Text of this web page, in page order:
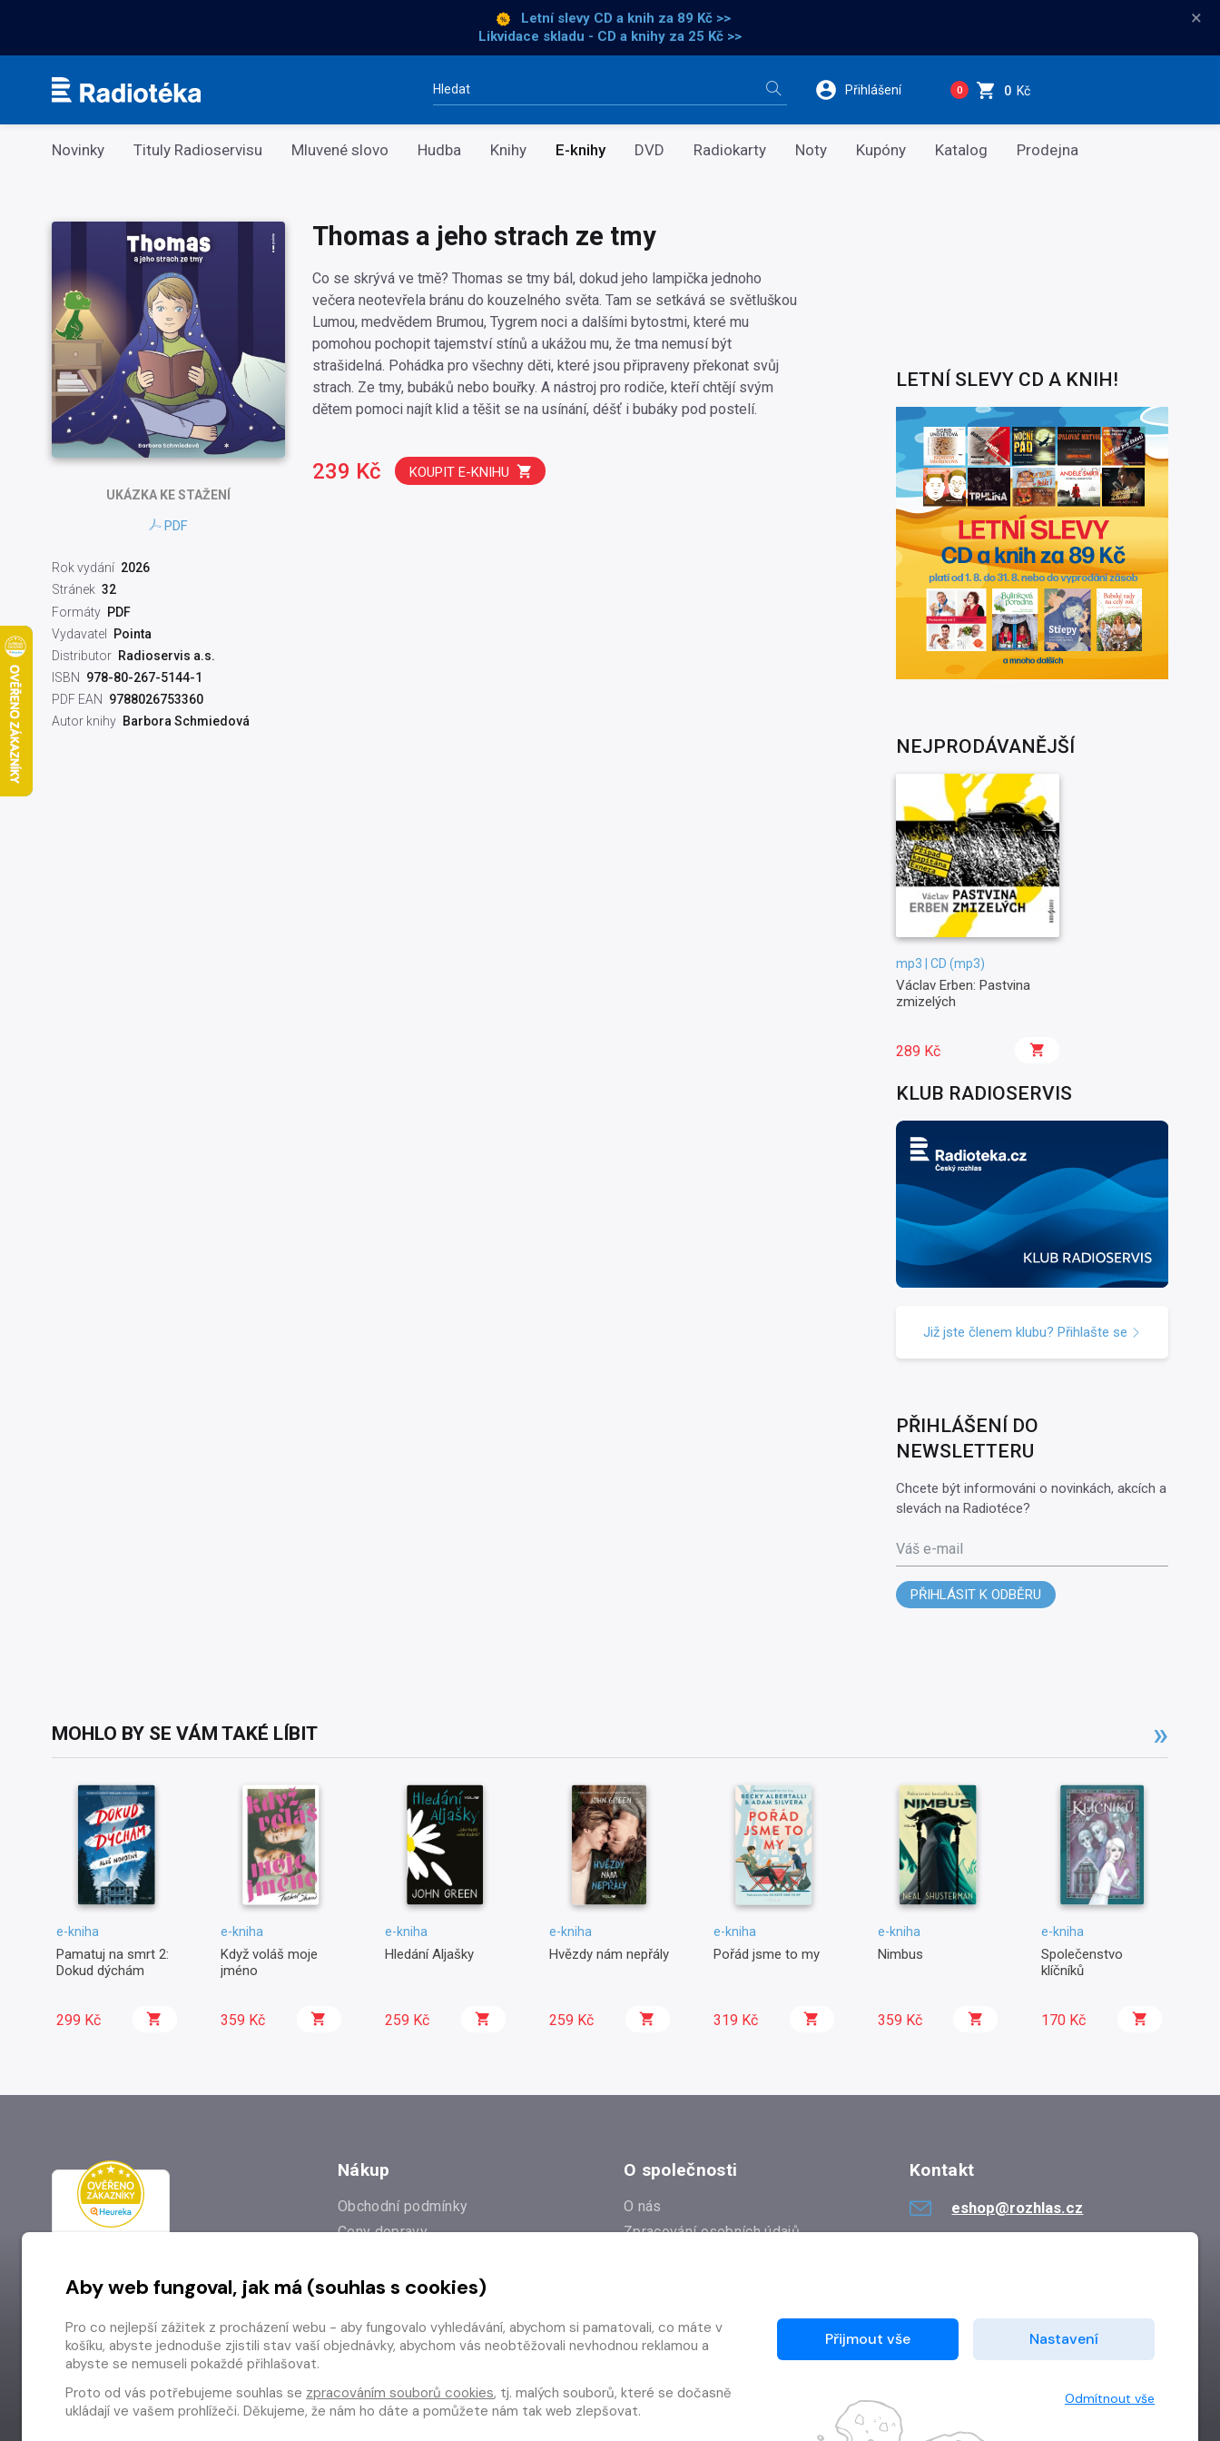
Letní slevy CD a knih za 89 Kč >>
Likvidace skladu - CD a knihy za 25 Kč >>
×
Vyhledávání Přihlášení 0 0 Kč
Kategorie
Novinky Tituly Radioservisu Mluvené slovo Hudba Knihy E-knihy DVD Radiokarty Noty Kupóny Katalog Prodejna
UKÁZKAKE STAŽENÍ
PDF
Rok vydání 2026
Stránek 32
Formáty PDF
Vydavatel
Pointa
Distributor Radioservis a.s.
ISBN
978-80-267-5144-1
PDF EAN
9788026753360
Autor knihy Barbora Schmiedová
Thomas a jeho strach ze tmy
Co se skrývá ve tmě? Thomas se tmy bál, dokud jeho lampička jednoho
večera neotevřela bránu do kouzelného světa. Tam se setkává se světluškou
Lumou, medvědem Brumou, Tygrem noci a dalšími bytostmi, které mu
pomohou pochopit tajemství stínů a ukážou mu, že tma nemusí být
strašidelná. Pohádka pro všechny děti, které jsou připraveny překonat svůj
strach. Ze tmy, bubáků nebo bouřky. A nástroj pro rodiče, kteří chtějí svým
dětem pomoci najít klid a těšit se na usínání, déšť i bubáky pod postelí.
239 Kč KOUPIT E-KNIHU
LETNÍ SLEVY CD A KNIH!
NEJPRODÁVANĚJŠÍ
mp3 | CD (mp3)
Václav Erben: Pastvina
zmizelých
289 Kč
KLUB RADIOSERVIS
Již jste členem klubu? Přihlašte se
PŘIHLÁŠENÍ DO
NEWSLETTERU
Chcete být informováni o novinkách, akcích a
slevách na Radiotéce?
Váš e-mail
PŘIHLÁSIT K ODBĚRU
MOHLO BY SE VÁM TAKÉ LÍBIT
e-kniha
Pamatuj na smrt 2:
Dokud dýchám
299 Kč
e-kniha
Když voláš moje
jméno
359 Kč
e-kniha
Hledání Aljašky
259 Kč
e-kniha
Hvězdy nám nepřály
259 Kč
e-kniha
Pořád jsme to my
319 Kč
e-kniha
Nimbus
359 Kč
e-kniha
Společenstvo
klíčníků
170 Kč
Nákup
Obchodní podmínky
Ceny dopravy
Prodejna
Odstoupení od smlouvy
O společnosti
O nás
Zpracování osobních údajů
Kontakt
eshop@rozhlas.cz
Aby web fungoval, jak má (souhlas s cookies)
Pro co nejlepší zážitek z procházení webu - aby fungovalo vyhledávání, abychom si pamatovali, co máte v
košíku, abyste jednoduše zjistili stav vaší objednávky, abychom vás neobtěžovali nevhodnou reklamou a
abyste se nemuseli pokaždé přihlašovat.
Proto od vás potřebujeme souhlas se zpracováním souborů cookies, tj. malých souborů, které se dočasně
ukládají ve vašem prohlížeči. Děkujeme, že nám ho dáte a pomůžete nám tak web zlepšovat.
Přijmout vše Nastavení
Odmítnout vše